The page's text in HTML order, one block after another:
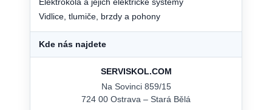
Vidlice, tlumiče, brzdy a pohony
Kde nás najdete
SERVISKOL.COM
Na Sovinci 859/15
724 00 Ostrava – Stará Bělá